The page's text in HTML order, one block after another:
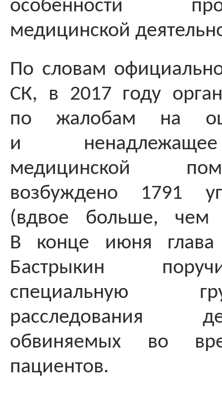
особенности
медицинской
По словам
СК, в 2017 году
по жалобам на
и
медицинской
возбуждено 1791
(вдвое больше, чем
В конце июня глава
Бастрыкин
специальную
расследования
обвиняемых во
пациентов.